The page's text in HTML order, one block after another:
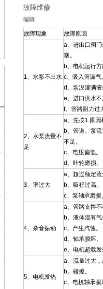
故障维修
编辑
故障现象 故障原因
1、水泵不出水
a、进出口阀
塞。
b、电机运行
c、吸入管漏气
d、泵没灌满
e、进口供水
f、管路阻力过
2、水泵流量不
足
a、先按1.原因
b、管道、泵
不足。
c、电压偏低。
d、叶轮磨损。
3、率过大
a、超过额定
b、吸程过高。
c、泵轴承磨损
4、杂音振动
a、管路支撑
b、液体混有
c、产生汽蚀。
d、轴承损坏。
e、电机超载
5、电机发热
a、流量过大
b、碰擦。
c、电机轴承损